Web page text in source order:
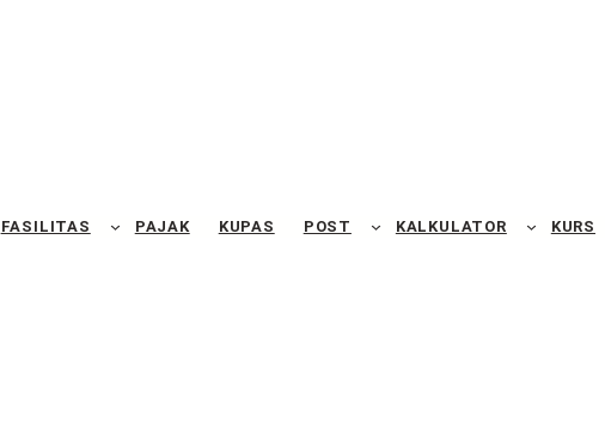
FASILITAS PAJAK KUPAS POST KALKULATOR KURS